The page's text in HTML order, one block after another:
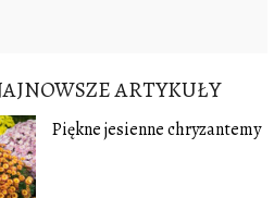
ARTYKUŁY
Piękne jesienne chryzantemy